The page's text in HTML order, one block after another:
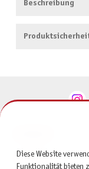
Beschreibung
SERVICE
Diese Website
Funktionalität bieten